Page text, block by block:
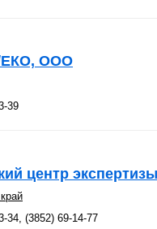
ООО
39
центр
34, (3852) 69-14-77